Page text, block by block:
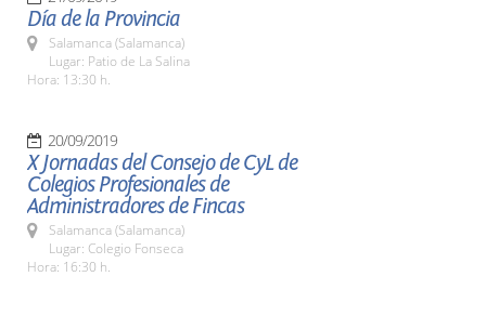
Día de la Provincia
Salamanca (Salamanca)
Lugar: Patio de La Salina
Hora: 13:30 h.
20/09/2019
X Jornadas del Consejo de CyL de
Colegios Profesionales de
Administradores de Fincas
Salamanca (Salamanca)
Lugar: Colegio Fonseca
Hora: 16:30 h.